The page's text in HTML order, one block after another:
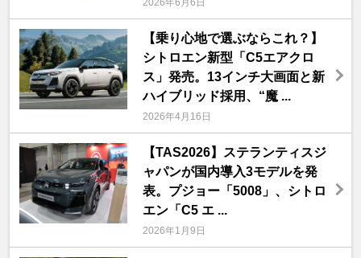
【乗り心地で選ぶならこれ？】
シトロエン新型「C5エアクロ
ス」発売。13インチ大画面と新
ハイブリッド採用、“魔 ...
2026年4月16日
【TAS2026】ステランティスジ
ャパンが国内導入3モデルを発
表。プジョー「5008」、シトロ
エン「C5 エ ...
2026年1月9日